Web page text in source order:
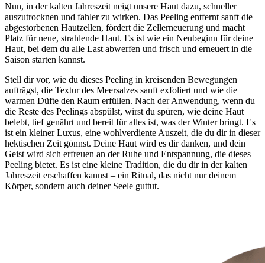
Nun, in der kalten Jahreszeit neigt unsere Haut dazu, schneller
auszutrocknen und fahler zu wirken. Das Peeling entfernt sanft die
abgestorbenen Hautzellen, fördert die Zellerneuerung und macht
Platz für neue, strahlende Haut. Es ist wie ein Neubeginn für deine
Haut, bei dem du alle Last abwerfen und frisch und erneuert in die
Saison starten kannst.
Stell dir vor, wie du dieses Peeling in kreisenden Bewegungen
aufträgst, die Textur des Meersalzes sanft exfoliert und wie die
warmen Düfte den Raum erfüllen. Nach der Anwendung, wenn du
die Reste des Peelings abspülst, wirst du spüren, wie deine Haut
belebt, tief genährt und bereit für alles ist, was der Winter bringt. Es
ist ein kleiner Luxus, eine wohlverdiente Auszeit, die du dir in dieser
hektischen Zeit gönnst. Deine Haut wird es dir danken, und dein
Geist wird sich erfreuen an der Ruhe und Entspannung, die dieses
Peeling bietet. Es ist eine kleine Tradition, die du dir in der kalten
Jahreszeit erschaffen kannst – ein Ritual, das nicht nur deinem
Körper, sondern auch deiner Seele guttut.